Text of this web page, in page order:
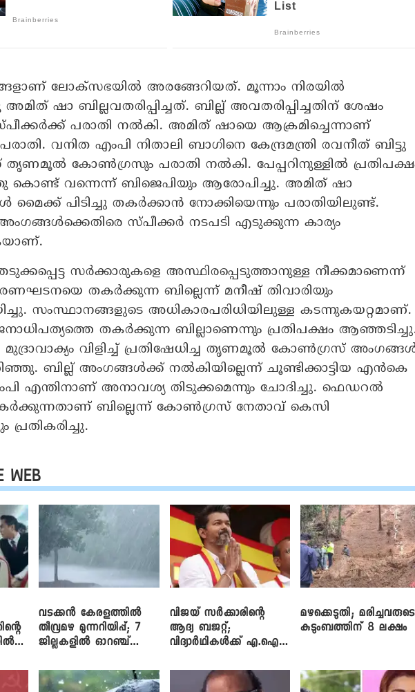
ലോക്സഭയിൽ അരങ്ങേറിയത്. മൂന്നാം നിരയിൽ
ഷാ ബില്ലവതരിപ്പിച്ചത്. ബില്ല് അവതരിപ്പിച്ചതിന് ശേഷം
പരാതി നൽകി. അമിത് ഷായെ ആക്രമിച്ചെന്നാണ്
വനിത എംപി നിതാലി ബാഗിനെ കേന്ദ്രമന്ത്രി രവനീത് ബിട്ടു
തൃണമൂൽ കോൺഗ്രസും പരാതി നൽകി. പേപ്പറിനുള്ളിൽ
കൊണ്ട് വന്നെന്ന് ബിജെപിയും ആരോപിച്ചു. അമിത് ഷാ
മൈക്ക് പിടിച്ചു തകർക്കാൻ നോക്കിയെന്നും പരാതിയിലുണ്ട്.
സ്പീക്കർ നടപടി എടുക്കുന്ന കാര്യം
സർക്കാരുകളെ അസ്ഥിരപ്പെടുത്താനുള്ള നീക്കമാണെന്ന്
തകർക്കുന്ന ബില്ലെന്ന് മനീഷ് തിവാരിയും
സംസ്ഥാനങ്ങളുടെ അധികാരപരിധിയിലുള്ള കടന്നുകയറ്റമാണ്.
തകർക്കുന്ന ബില്ലാണെന്നും പ്രതിപക്ഷം
വിളിച്ച് പ്രതിഷേധിച്ച തൃണമൂൽ കോൺഗ്രസ്
ബില്ല് അംഗങ്ങൾക്ക് നൽകിയില്ലെന്ന് ചൂണ്ടിക്കാട്ടിയ എൻകെ
എന്തിനാണ് അനാവശ്യ തിടുക്കമെന്നും ചോദിച്ചു. ഫെഡറൽ
ബില്ലെന്ന് കോണ്‍ഗ്രസ് നേതാവ് കെസി
WEB
വടക്കൻ കേരളത്തിൽ
തീവ്രമഴ മുന്നറിയിപ്പ്; 7
ജില്ലകളിൽ ഓറഞ്ച്
വിജയ് സർക്കാരിന്റെ
ആദ്യ ബജറ്റ്;
വിദ്യാർഥികൾക്ക് എ.ഐ
ലാപ്ടോപ്പുകളും
മഴക്കെടുതി; മരിച്ചവരുടെ
കുടുംബത്തിന് 8 ലക്ഷം